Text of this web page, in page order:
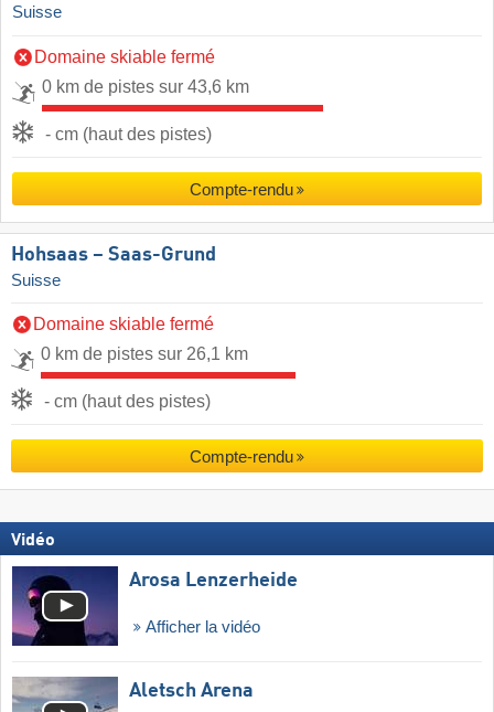
Suisse
Domaine skiable fermé
0 km de pistes sur 43,6 km
- cm (haut des pistes)
Compte-rendu
Hohsaas – Saas-Grund
Suisse
Domaine skiable fermé
0 km de pistes sur 26,1 km
- cm (haut des pistes)
Compte-rendu
Vidéo
Arosa Lenzerheide
Afficher la vidéo
Aletsch Arena